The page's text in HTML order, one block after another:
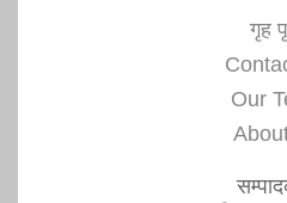
गृह
Our